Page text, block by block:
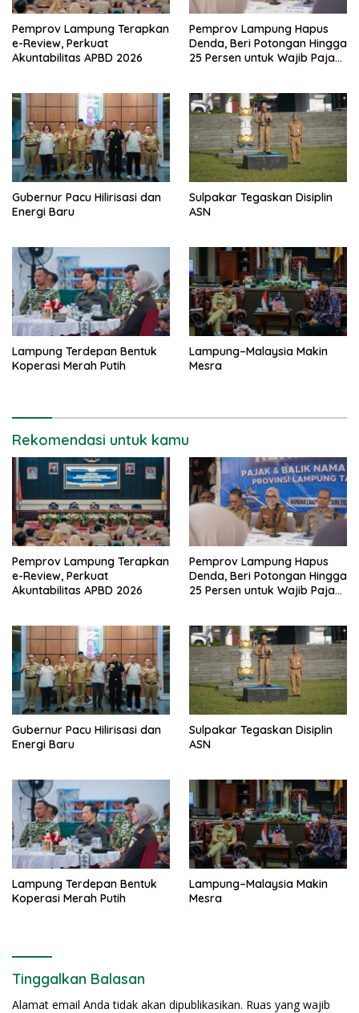
Pemprov Lampung Terapkan
e-Review, Perkuat
Akuntabilitas APBD 2026
Pemprov Lampung Hapus
Denda, Beri Potongan Hingga
25 Persen untuk Wajib Pajak
Gubernur Pacu Hilirisasi dan
Energi Baru
Sulpakar Tegaskan Disiplin
ASN
Lampung Terdepan Bentuk
Koperasi Merah Putih
Lampung–Malaysia Makin
Mesra
Rekomendasi untuk kamu
Pemprov Lampung Terapkan
e-Review, Perkuat
Akuntabilitas APBD 2026
Pemprov Lampung Hapus
Denda, Beri Potongan Hingga
25 Persen untuk Wajib Pajak
Gubernur Pacu Hilirisasi dan
Energi Baru
Sulpakar Tegaskan Disiplin
ASN
Lampung Terdepan Bentuk
Koperasi Merah Putih
Lampung–Malaysia Makin
Mesra
Tinggalkan Balasan
Alamat email Anda tidak akan dipublikasikan. Ruas yang wajib